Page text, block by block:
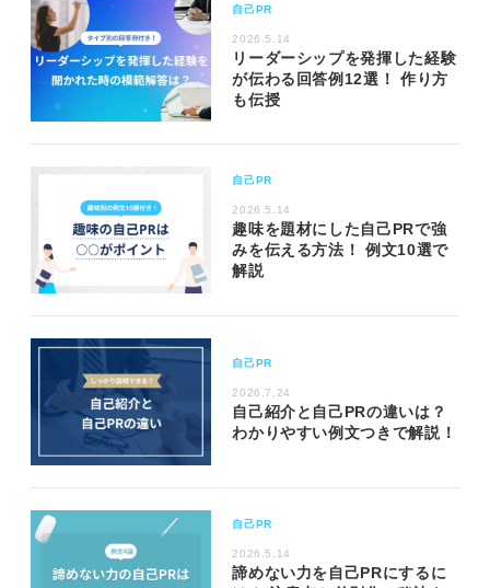
自己PR
2026.5.14
リーダーシップを発揮した経験
が伝わる回答例12選！ 作り方
も伝授
自己PR
2026.5.14
趣味を題材にした自己PRで強
みを伝える方法！ 例文10選で
解説
自己PR
2026.7.24
自己紹介と自己PRの違いは？
わかりやすい例文つきで解説！
自己PR
2026.5.14
諦めない力を自己PRにするに